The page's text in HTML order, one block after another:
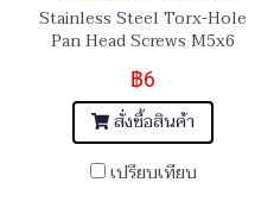
Stainless Steel Torx-Hole
Pan Head Screws M5x6
฿6
สั่งซื้อสินค้า
เปรียบเทียบ